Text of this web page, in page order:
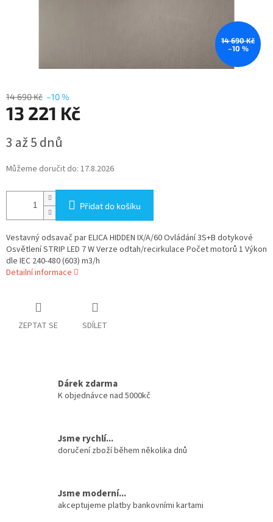
14 690 Kč
–10 %
14 690 Kč –10 %
13 221 Kč
cena:
3 až 5 dnů
Můžeme doručit do: 17.8.2026
Přidat do košíku
Vestavný odsavač par ELICA HIDDEN IX/A/60 Ovládání 3S+B dotykové
Osvětlení STRIP LED 7 W Verze odtah/recirkulace Počet motorů 1 Výkon
dle IEC 240-480 (603) m3/h
Detailní informace
ZEPTAT SE SDÍLET
Dárek zdarma
K objednávce nad 5000kč
Jsme rychlí...
doručení zboží během několika dnů
Jsme moderní...
akceptujeme platby bankovními kartami